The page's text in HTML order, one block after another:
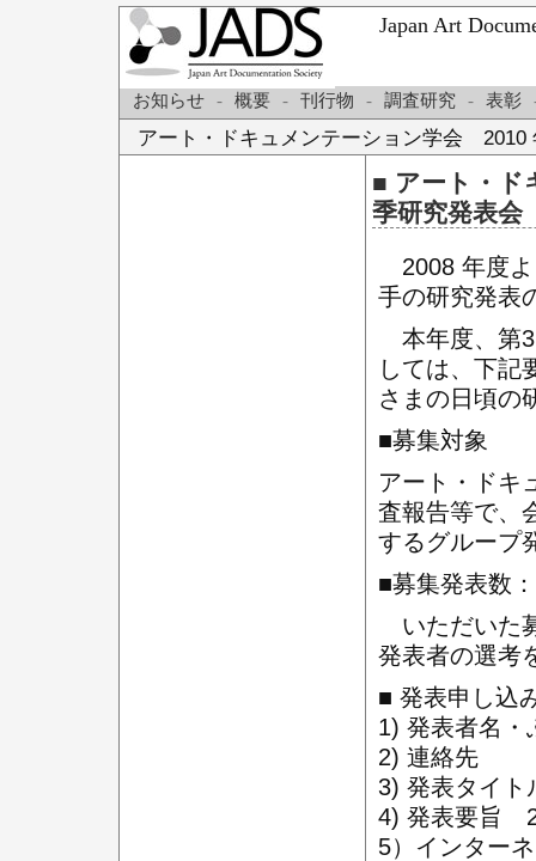
Japan Art
お知らせ - 概要 - 刊行物 - 調査研究 - 表彰
アート・ドキュメンテーション学会 2010
■ アート・ド
季研究発表会
2008 年度よ
手の研究発表
本年度、第3
しては、下記
さまの日頃の
■募集対象
アート・ドキ
査報告等で、
するグループ
■募集発表数
いただいた
発表者の選考
■ 発表申し込
1) 発表者名・
2) 連絡先
3) 発表タイト
4) 発表要旨
5）インター